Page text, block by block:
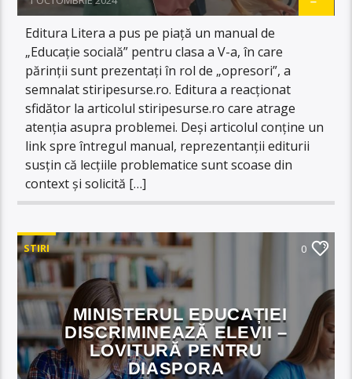
Editura Litera a pus pe piață un manual de
„Educație socială” pentru clasa a V-a, în care
părinții sunt prezentați în rol de „opresori”, a
semnalat stiripesurse.ro. Editura a reacționat
sfidător la articolul stiripesurse.ro care atrage
atenția asupra problemei. Deși articolul conține un
link spre întregul manual, reprezentanții editurii
susțin că lecțiile problematice sunt scoase din
context și solicită […]
STIRI 0
MINISTERUL EDUCAȚIEI
DISCRIMINEAZĂ ELEVII –
LOVITURĂ PENTRU
DIASPORA